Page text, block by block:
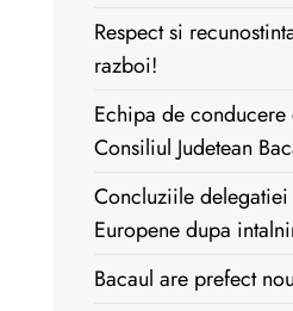
Respect si
razboi!
Echipa de conducere
Consiliul Judetean
Concluziile
Europene dupa
Bacaul are prefect nou